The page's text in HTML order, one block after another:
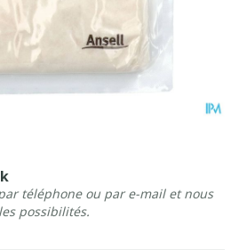
téléphone ou par e-mail et nous
possibilités.